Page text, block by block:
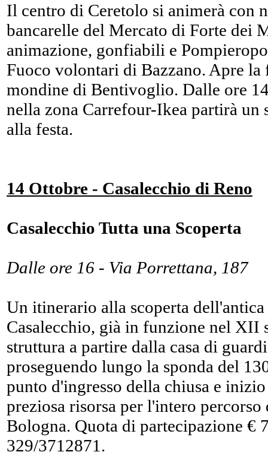
Il centro di Ceretolo si animerà con
bancarelle del Mercato di Forte dei
animazione, gonfiabili e
Fuoco volontari di Bazzano. Apre la
mondine di Bentivoglio. Dalle ore
nella zona Carrefour-Ikea partirà un
alla festa.
14 Ottobre - Casalecchio di Reno
Casalecchio Tutta una Scoperta
Dalle ore 16 - Via Porrettana, 187
Un itinerario alla scoperta
Casalecchio, già in funzione nel XII
struttura a partire dalla casa di
proseguendo lungo la sponda del
punto d'ingresso della chiusa e
preziosa risorsa per l'intero
Bologna. Quota di partecipazione €
329/3712871.